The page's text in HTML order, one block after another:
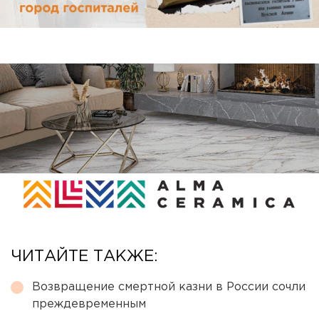
ЧИТАЙТЕ ТАКЖЕ:
Возвращение смертной казни в России сочли
преждевременным